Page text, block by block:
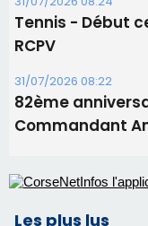
06/08/2026 15:04
Alata - Soirée
Benedetto
05/08/2026 09:53
Biguglia :
procession le 14
Tennis - Début
RCPV